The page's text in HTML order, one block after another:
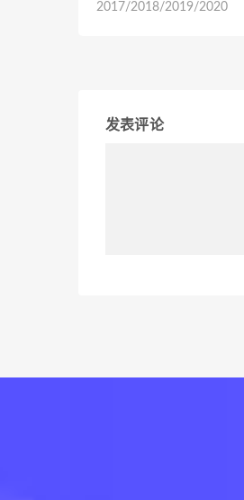
2017/2018/2019/2020
发表评论